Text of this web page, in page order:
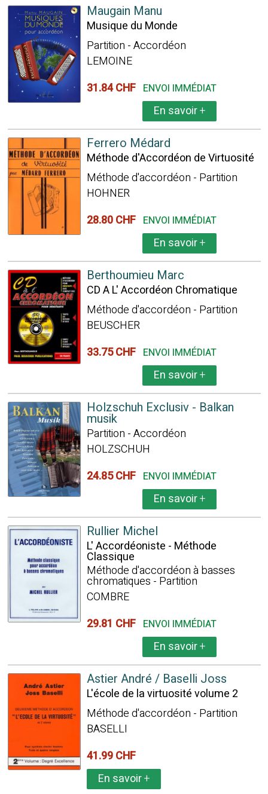
Maugain Manu
Musique du Monde
Partition - Accordéon
LEMOINE
31.84 CHF ENVOI IMMÉDIAT
En savoir+
Ferrero Médard
Méthode d'Accordéon de Virtuosité
Méthode d'accordéon - Partition
HOHNER
28.80 CHF ENVOI IMMÉDIAT
En savoir+
Berthoumieu Marc
CD A L' Accordéon Chromatique
Méthode d'accordéon - Partition
BEUSCHER
33.75 CHF ENVOI IMMÉDIAT
En savoir+
Holzschuh Exclusiv - Balkan
musik
Partition - Accordéon
HOLZSCHUH
24.85 CHF ENVOI IMMÉDIAT
En savoir+
Rullier Michel
L' Accordéoniste - Méthode
Classique
Méthode d'accordéon à basses
chromatiques - Partition
COMBRE
29.81 CHF ENVOI IMMÉDIAT
En savoir+
Astier André / Baselli Joss
L'école de la virtuosité volume 2
Méthode d'accordéon - Partition
BASELLI
41.99 CHF
En savoir+